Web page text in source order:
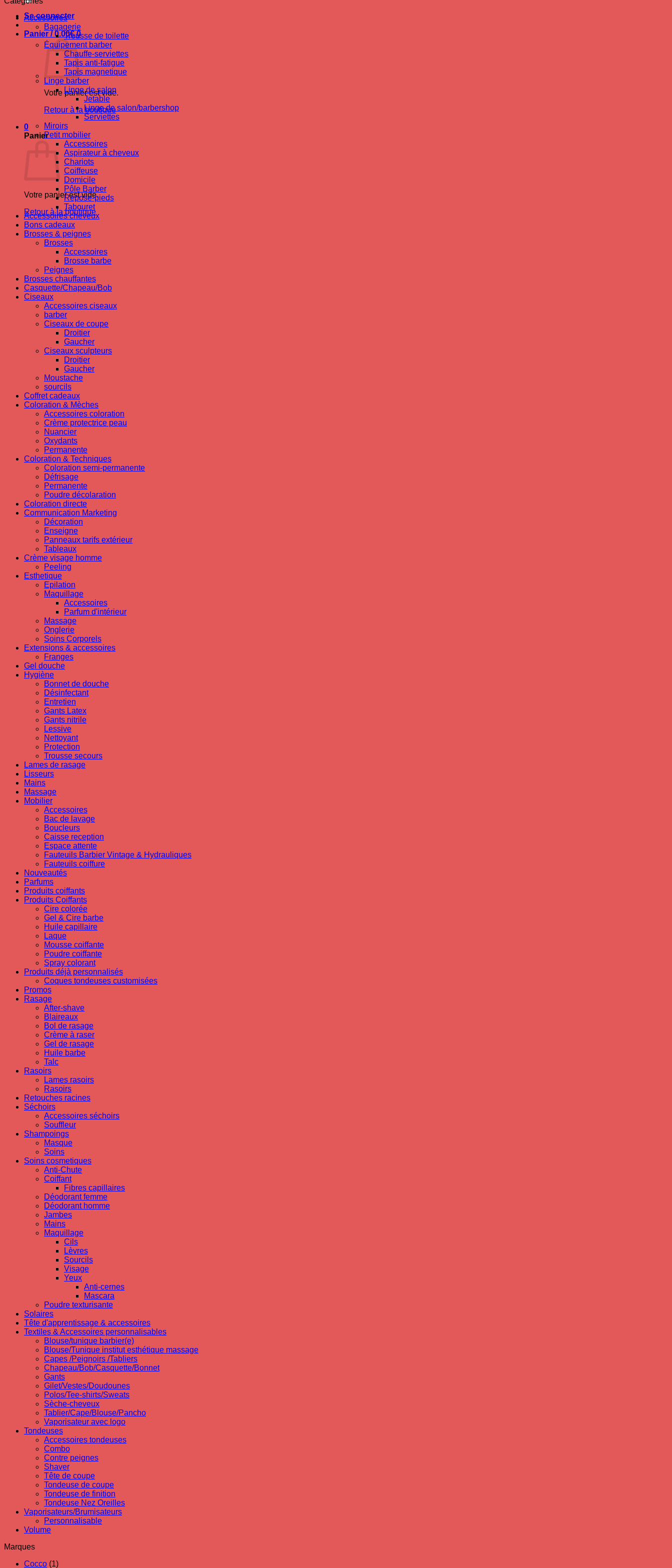
Se connecter
Panier /0.00€ 0
Votre panier est vide.
Retour à la boutique
0
Panier
Votre panier est vide.
Retour à la boutique
Accessoires
Bagagerie
Trousse de toilette
Équipement barber
Chauffe-serviettes
Tapis anti-fatigue
Tapis magnetique
Linge barber
Linge de salon
Jetable
Linge de salon/barbershop
Serviettes
Miroirs
Petit mobilier
Accessoires
Aspirateur à cheveux
Chariots
Coiffeuse
Domicile
Pôle Barber
Repose-pieds
Tabouret
Accessoires cheveux
Bons cadeaux
Brosses & peignes
Brosses
Accessoires
Brosse barbe
Peignes
Brosses chauffantes
Casquette/Chapeau/Bob
Ciseaux
Accessoires ciseaux
barber
Ciseaux de coupe
Droitier
Gaucher
Ciseaux sculpteurs
Droitier
Gaucher
Moustache
sourcils
Coffret cadeaux
Coloration & Mèches
Accessoires coloration
Crème protectrice peau
Nuancier
Oxydants
Permanente
Coloration & Techniques
Coloration semi-permanente
Défrisage
Permanente
Poudre décolaration
Coloration directe
Communication Marketing
Décoration
Enseigne
Panneaux tarifs extérieur
Tableaux
Crème visage homme
Peeling
Esthetique
Epilation
Maquillage
Accessoires
Parfum d'intérieur
Massage
Onglerie
Soins Corporels
Extensions & accessoires
Franges
Gel douche
Hygiène
Bonnet de douche
Désinfectant
Entretien
Gants Latex
Gants nitrile
Lessive
Nettoyant
Protection
Trousse secours
Lames de rasage
Lisseurs
Mains
Massage
Mobilier
Accessoires
Bac de lavage
Boucleurs
Caisse reception
Espace attente
Fauteuils Barbier Vintage & Hydrauliques
Fauteuils coiffure
Nouveautés
Parfums
Produits coiffants
Produits Coiffants
Cire colorée
Gel & Cire barbe
Huile capillaire
Laque
Mousse coiffante
Poudre coiffante
Spray colorant
Produits déjà personnalisés
Coques tondeuses customisées
Promos
Rasage
After-shave
Blaireaux
Bol de rasage
Crème à raser
Gel de rasage
Huile barbe
Talc
Rasoirs
Lames rasoirs
Rasoirs
Retouches racines
Séchoirs
Accessoires séchoirs
Souffleur
Shampoings
Masque
Soins
Soins cosmetiques
Anti-Chute
Coiffant
Fibres capillaires
Déodorant femme
Déodorant homme
Jambes
Mains
Maquillage
Cils
Lèvres
Sourcils
Visage
Yeux
Anti-cernes
Mascara
Poudre texturisante
Solaires
Tête d'apprentissage & accessoires
Textiles & Accessoires personnalisables
Blouse/tunique barbier(e)
Blouse/Tunique institut esthétique massage
Capes /Peignoirs /Tabliers
Chapeau/Bob/Casquette/Bonnet
Gants
Gilet/Vestes/Doudounes
Polos/Tee-shirts/Sweats
Sèche-cheveux
Tablier/Cape/Blouse/Pancho
Vaporisateur avec logo
Tondeuses
Accessoires tondeuses
Combo
Contre peignes
Shaver
Tête de coupe
Tondeuse de coupe
Tondeuse de finition
Tondeuse Nez Oreilles
Vaporisateurs/Brumisateurs
Personnalisable
Volume
Marques
Cocco (1)